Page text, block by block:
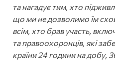
та нагадує тим, хто
що ми не дозволимо їм
всім, хто брав участь,
та правоохоронців, які
країни 24 години на добу,